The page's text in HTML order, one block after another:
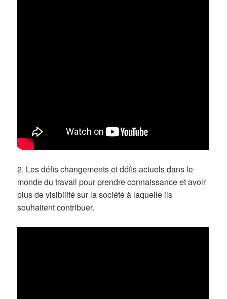
2. Les défis changements et défis actuels dans le
monde du travail pour prendre connaissance et avoir
plus de visibilité sur la société à laquelle ils
souhaitent contribuer.